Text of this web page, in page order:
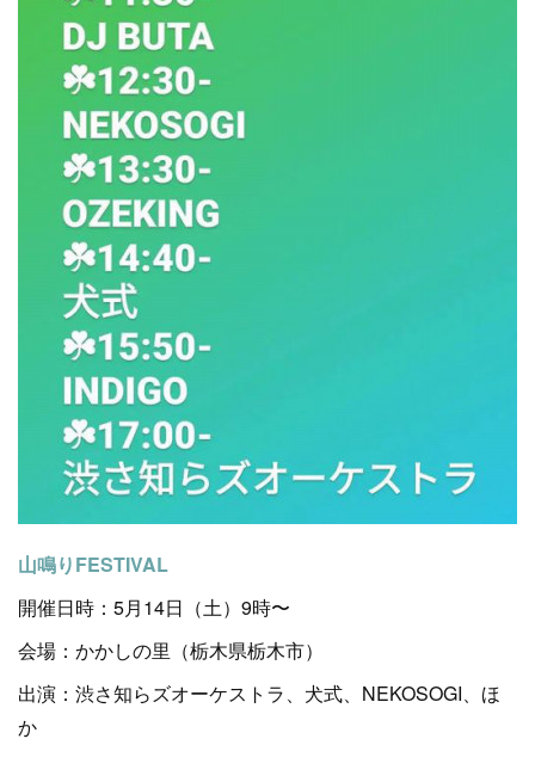
山鳴りFESTIVAL
開催日時：5月14日（土）9時〜
会場：かかしの里（栃木県栃木市）
出演：渋さ知らズオーケストラ、犬式、NEKOSOGI、ほ
か